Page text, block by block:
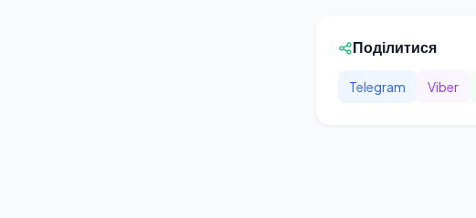
Поділитися
Telegram Viber